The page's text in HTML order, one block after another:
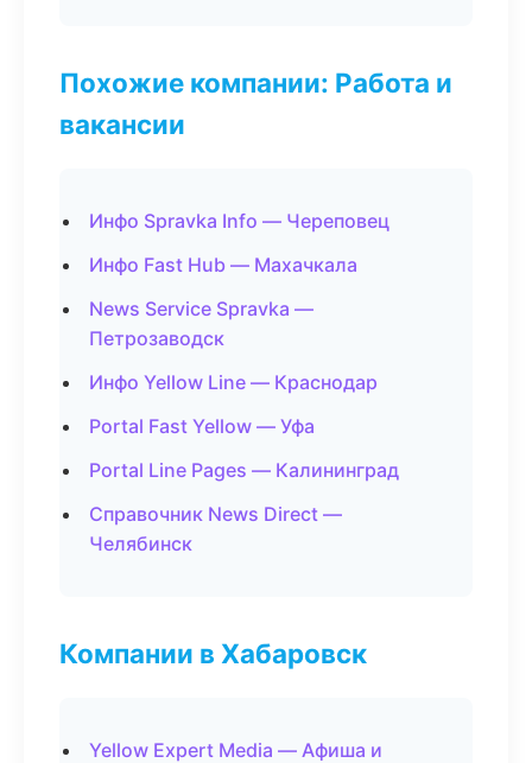
Похожие компании: Работа и
вакансии
Инфо Spravka Info — Череповец
Инфо Fast Hub — Махачкала
News Service Spravka —
Петрозаводск
Инфо Yellow Line — Краснодар
Portal Fast Yellow — Уфа
Portal Line Pages — Калининград
Справочник News Direct —
Челябинск
Компании в Хабаровск
Yellow Expert Media — Афиша и